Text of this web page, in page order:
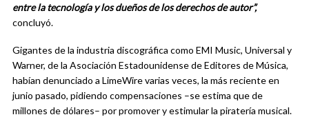
entre la tecnología y los dueños de los derechos de autor”,
concluyó.
Gigantes de la industria discográfica como EMI Music, Universal y
Warner, de la Asociación Estadounidense de Editores de Música,
habían denunciado a LimeWire varias veces, la más reciente en
junio pasado, pidiendo compensaciones –se estima que de
millones de dólares– por promover y estimular la piratería musical.